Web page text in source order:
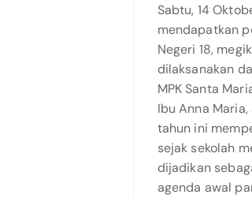
Sabtu, 14
mendapatkan
Negeri 18,
dilaksanakan
MPK Santa
Ibu Anna
tahun ini
sejak sekolah
dijadikan
agenda awal